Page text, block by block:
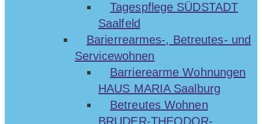
Tagespflege SÜDSTADT
Saalfeld
Barierrearmes-, Betreutes- und
Servicewohnen
Barrierearme Wohnungen
HAUS MARIA Saalburg
Betreutes Wohnen
BRUDER-THEODOR-